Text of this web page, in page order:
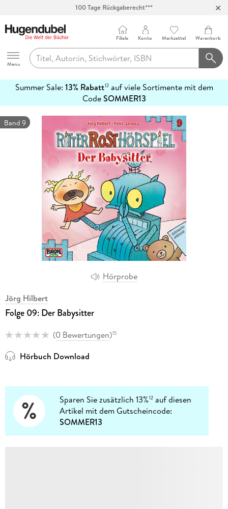
100 Tage Rückgaberecht***
Hugendubel
Menu
Filiale Konto Merkzettel Warenkorb
Summer Sale: 13% Rabatt12auf viele Sortimente mit dem
CodeSOMMER13
erfahren
Hörprobe
Band 9
Jörg Hilbert
Folge 09: Der Babysitter
(0 Bewertungen)15
Hörbuch Download
Sparen Sie zusätzlich 13%12 auf diesen
Artikel mit dem Gutscheincode:
SOMMER13